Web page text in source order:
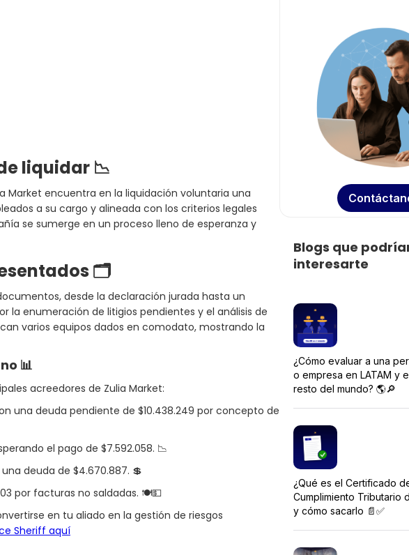
liquidar 📉
Market encuentra en la liquidación voluntaria una
a su cargo y alineada con los criterios legales
se sumerge en un proceso lleno de esperanza y
🗂️
desde la declaración jurada hasta un
la enumeración de litigios pendientes y el análisis de
varios equipos dados en comodato, mostrando la
📊
acreedores de Zulia Market:
una deuda pendiente de $10.438.249 por concepto de
el pago de $7.592.058. 📉
deuda de $4.670.887. 💲
por facturas no saldadas. 🍽️💵
en tu aliado en la gestión de riesgos
Sheriff aquí
Blogs que
interesarte
¿Cómo evaluar a una
o empresa en LATAM y
resto del mundo? 🌎🔎
¿Qué es el Certificado
Cumplimiento Tributario
y cómo sacarlo 📄✅